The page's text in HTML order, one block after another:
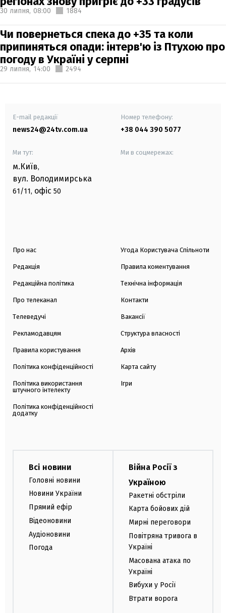
30 липня, 08:00 1884
Чи повернеться спека до +35 та коли
припиняться опади: інтерв'ю із Птухою про
погоду в Україні у серпні
29 липня, 14:00 2494
E-mail редакції
news24@24tv.com.ua
Номер телефону:
+38 044 390 5077
Ми тут:
м.Київ,
вул. Володимирська
61/11, офіс 50
Ми в соцмережах:
Про нас
Редакція
Редакційна політика
Про телеканал
Телеведучі
Рекламодавцям
Правила користування
Політика конфіденційності
Політика використання
штучного інтелекту
Політика конфіденційності
додатку
Угода Користувача Спільноти
Правила коментування
Технічна інформація
Контакти
Вакансії
Структура власності
Архів
Карта сайту
Ігри
Всі новини
Головні новини
Новини України
Прямий ефір
Відеоновини
Аудіоновини
Погода
Війна Росії з
Україною
Ракетні обстріли
Карта бойових дій
Мирні переговори
Повітряна тривога в
Україні
Масована атака по
Україні
Вибухи у Росії
Втрати ворога